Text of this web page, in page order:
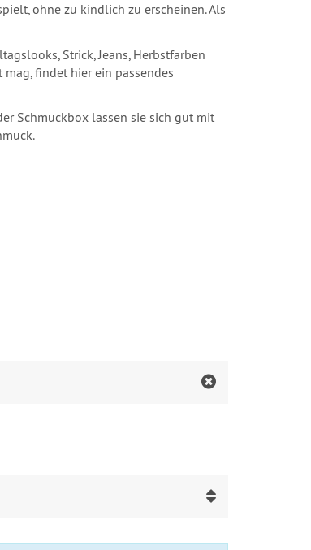
ohne zu kindlich zu erscheinen. Als
Strick, Jeans, Herbstfarben
findet hier ein passendes
Schmuckbox lassen sie sich gut mit